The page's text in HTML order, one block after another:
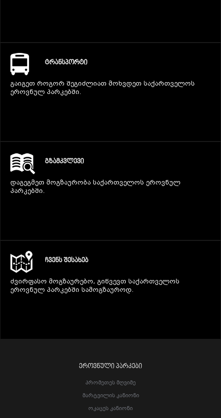
ᲢᲠᲐᲜᲡᲞᲝᲠᲢᲘ
გაიგეთ როგორ შეგიძლიათ მოხვდეთ საქართველოს
ეროვნულ პარკებში.
ᲒᲖᲐᲛᲙᲕᲚᲔᲕᲘ
დაგეგმეთ მოგზაურობა საქართველოს ეროვნულ
პარკებში.
ᲩᲕᲔᲜᲡ ᲨᲔᲡᲐᲮᲔᲑ
ძვირფასო მოგზაურებო, გიწვევთ საქართველოს
ეროვნულ პარკებში სამოგზაუროდ.
ᲔᲠᲝᲕᲜᲣᲚᲘ ᲞᲐᲠᲙᲔᲑᲘ
Პრომეთეს Მღვიმე
Მარტვილის Კანიონი
Ოკაცეს Კანიონი